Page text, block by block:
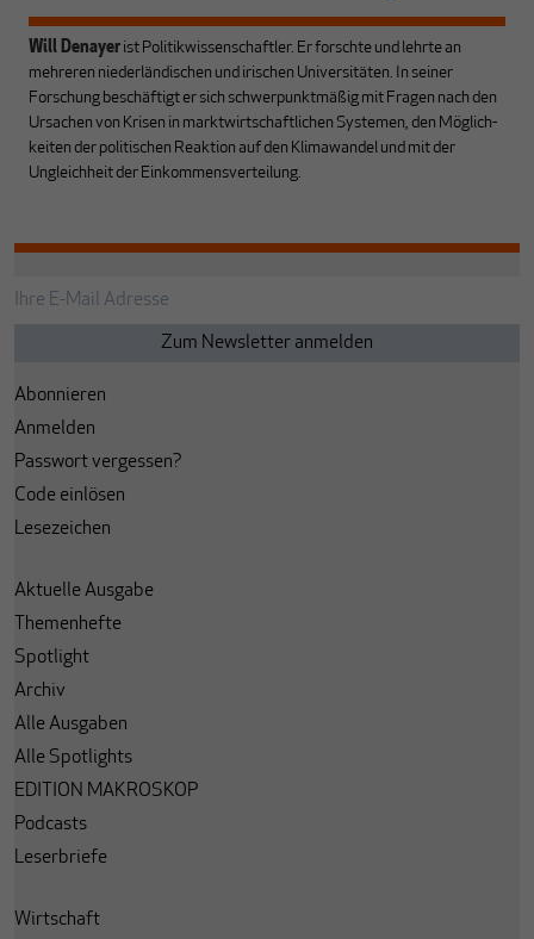
Will Denayer ist Politikwissenschaftler. Er forschte und lehrte an
mehreren niederländischen und irischen Universitäten. In seiner
Forschung beschäftigt er sich schwerpunktmäßig mit Fragen nach den
Ursachen von Krisen in marktwirtschaftlichen Systemen, den Möglich­
keiten der politischen Reaktion auf den Klimawandel und mit der
Ungleichheit der Einkommens­ver­teilung.
Abonnieren
Anmelden
Passwort vergessen?
Code einlösen
Lesezeichen
Aktuelle Ausgabe
Themenhefte
Spotlight
Archiv
Alle Ausgaben
Alle Spotlights
EDITION MAKROSKOP
Podcasts
Leserbriefe
Wirtschaft